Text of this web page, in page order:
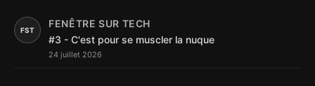
FST
FENÊTRE SUR TECH
#3 - C'est pour se muscler la nuque
24 juillet 2026